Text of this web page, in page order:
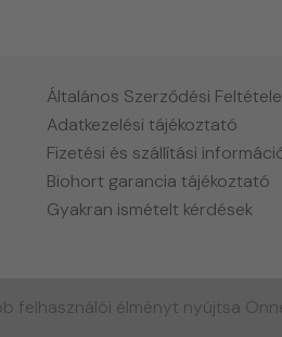
Általános Szerződési
Adatkezelési tájékoztató
Fizetési és szállítási
Biohort garancia tájékoztató
Gyakran ismételt kérdések
Reserved
felhasználói élményt nyújtsa